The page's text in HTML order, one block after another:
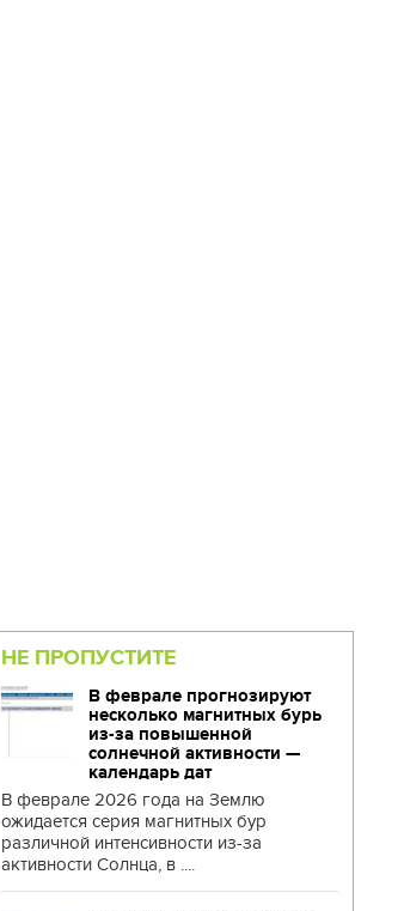
НЕ ПРОПУСТИТЕ
В феврале прогнозируют
несколько магнитных бурь
из-за повышенной
солнечной активности —
календарь дат
В феврале 2026 года на Землю
ожидается серия магнитных бур
различной интенсивности из-за
активности Солнца, в ....